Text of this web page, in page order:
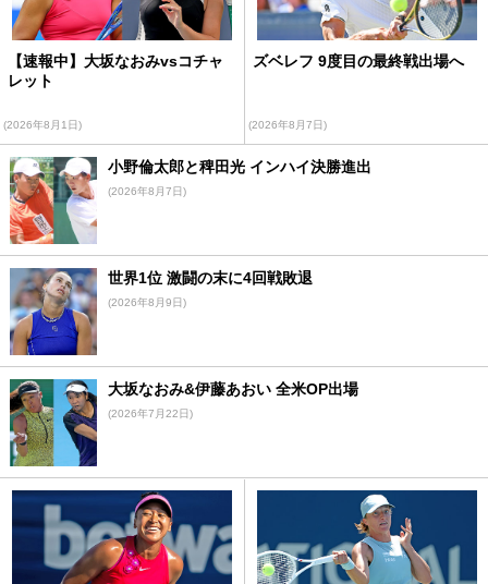
【速報中】大坂なおみvsコチャ
レット
(2026年8月1日)
ズベレフ 9度目の最終戦出場へ
(2026年8月7日)
小野倫太郎と稗田光 インハイ決勝進出
(2026年8月7日)
世界1位 激闘の末に4回戦敗退
(2026年8月9日)
大坂なおみ&伊藤あおい 全米OP出場
(2026年7月22日)